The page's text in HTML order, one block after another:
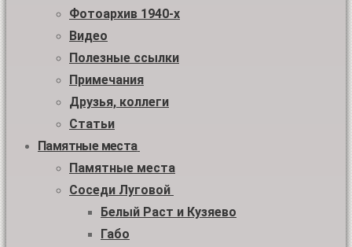
Фотоархив 1940-х
Видео
Полезные ссылки
Примечания
Друзья, коллеги
Статьи
Памятные места
Памятные места
Соседи Луговой
Белый Раст и Кузяево
Габо